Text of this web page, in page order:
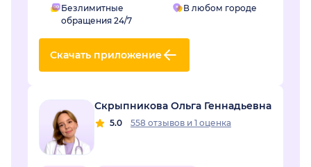
Безлимитные
обращения 24/7
В любом городе
Скачать приложение
Скрыпникова Ольга Геннадьевна
5.0 558 отзывов и 1 оценка